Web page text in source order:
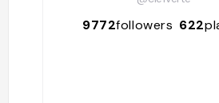
9772followers 622